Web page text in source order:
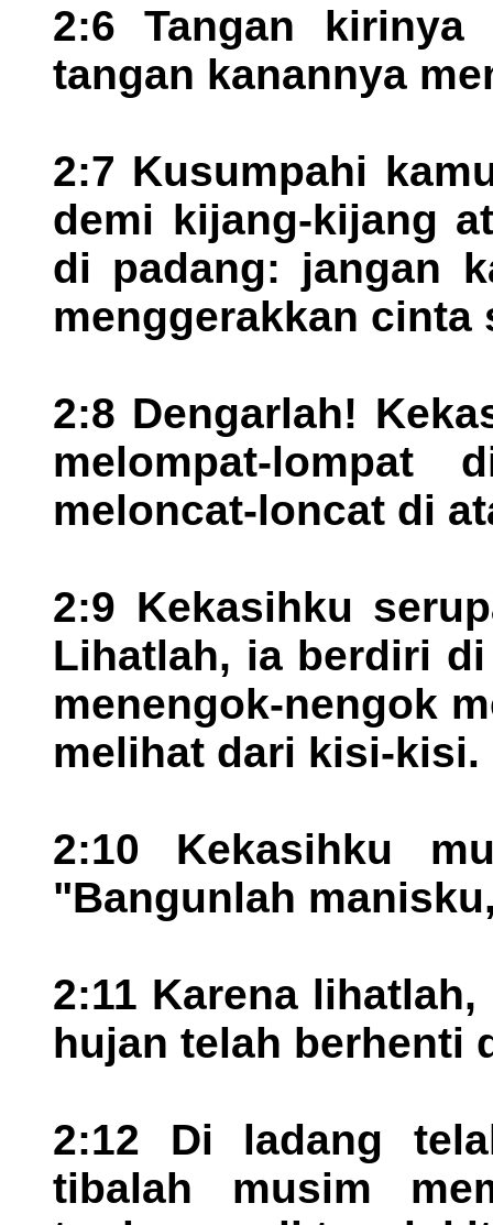
2:6 Tangan
tangan kanannya
2:7 Kusumpahi
demi kijang-kijang
di padang: jangan
menggerakkan
2:8 Dengarlah!
melompat-lompat
meloncat-loncat di
2:9 Kekasihku
Lihatlah, ia berdiri
menengok-nengok
melihat dari kisi-kisi.
2:10 Kekasihku
"Bangunlah
2:11 Karena
hujan telah berhenti
2:12 Di ladang
tibalah musim